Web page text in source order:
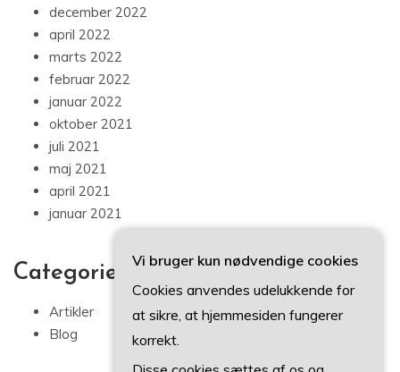
december 2022
april 2022
marts 2022
februar 2022
januar 2022
oktober 2021
juli 2021
maj 2021
april 2021
januar 2021
Categories
Artikler
Blog
Vi bruger kun nødvendige cookies
Cookies anvendes udelukkende for
at sikre, at hjemmesiden fungerer
korrekt.